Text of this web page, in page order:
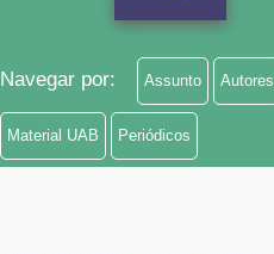
Navegar por: Assunto Autores
Material UAB Periódicos